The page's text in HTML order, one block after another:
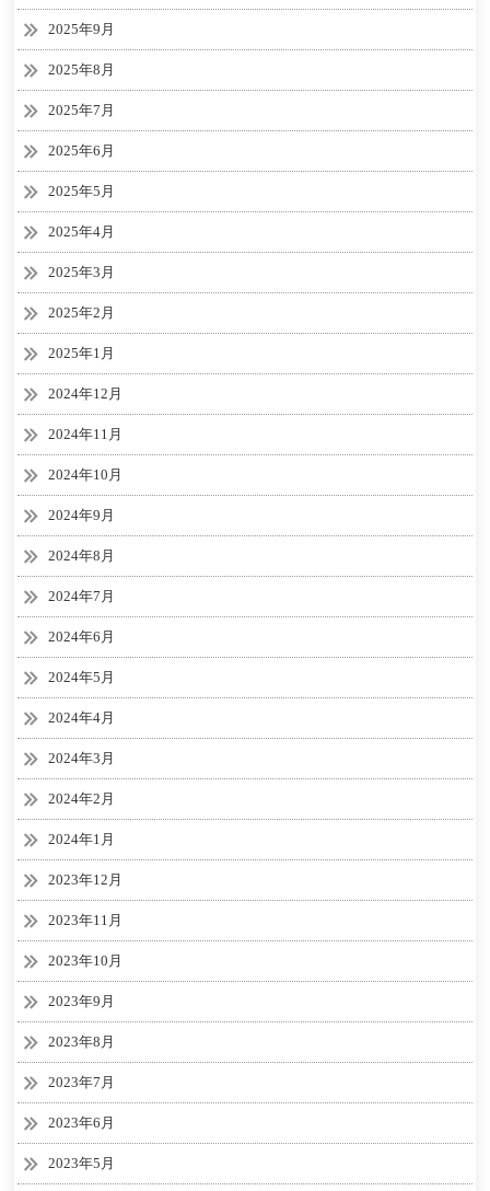
2025年9月
2025年8月
2025年7月
2025年6月
2025年5月
2025年4月
2025年3月
2025年2月
2025年1月
2024年12月
2024年11月
2024年10月
2024年9月
2024年8月
2024年7月
2024年6月
2024年5月
2024年4月
2024年3月
2024年2月
2024年1月
2023年12月
2023年11月
2023年10月
2023年9月
2023年8月
2023年7月
2023年6月
2023年5月